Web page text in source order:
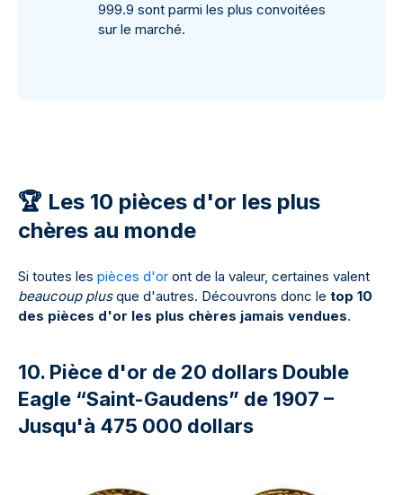
999.9 sont parmi les plus convoitées
sur le marché.
🏆 Les 10 pièces d'or les plus
chères au monde
Si toutes les pièces d'or ont de la valeur, certaines valent
beaucoup plusque d'autres. Découvrons donc le top 10
des pièces d'or les plus chères jamais vendues.
10. Pièce d'or de 20 dollars Double
Eagle “Saint-Gaudens” de 1907 –
Jusqu'à 475 000 dollars